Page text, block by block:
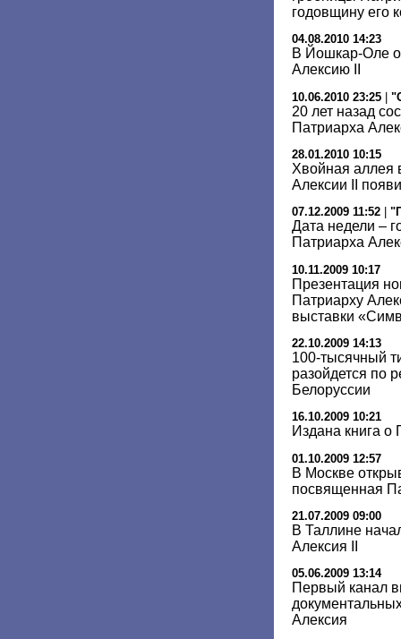
годовщину его
04.08.2010 14:23
В Йошкар-Оле
Алексию II
10.06.2010 23:25 |
20 лет назад
Патриарха
28.01.2010 10:15
Хвойная аллея
Алексии II
07.12.2009 11:52
Дата недели –
Патриарха
10.11.2009 10:17
Презентация
Патриарху
выставки
22.10.2009 14:13
100-тысячный
разойдется по
Белоруссии
16.10.2009 10:21
Издана книга о
01.10.2009 12:57
В Москве
посвященная
21.07.2009 09:00
В Таллине
Алексия II
05.06.2009 13:14
Первый канал
Алексия